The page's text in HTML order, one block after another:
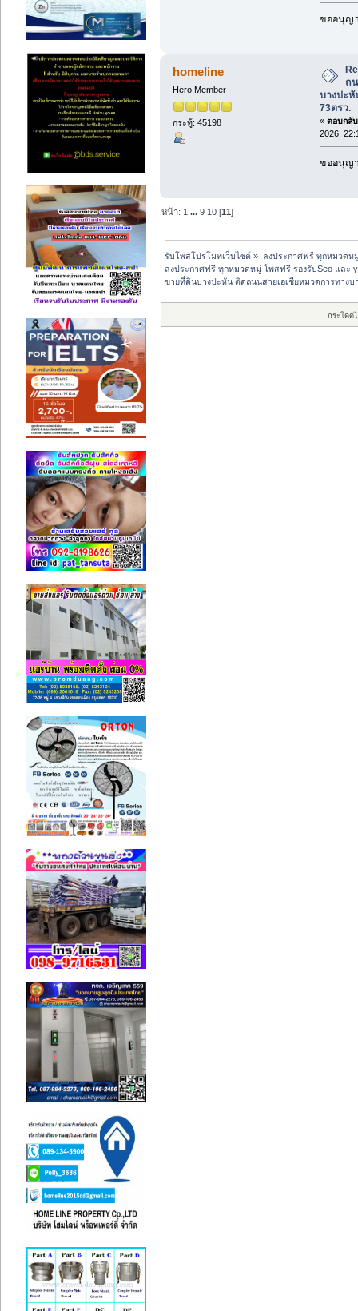
ขออนุญ
homeline
Hero Member
กระทู้: 45198
ถ
บางปะหั
73ตรว.
« ตอบกลั
2026,
ขออนุญ
หน้า:1 ...9 10 [11]
รับโพสโปรโมทเว็บไซต์ » ลงประกาศฟรี ทุกหมวดห
ลงประกาศฟรี ทุกหมวดหมู่ โพสฟรี รองรับSeo และ
ขายที่ดินบางปะหัน ติดถนนสายเอเชียหมวดการทางบ
กระโดด